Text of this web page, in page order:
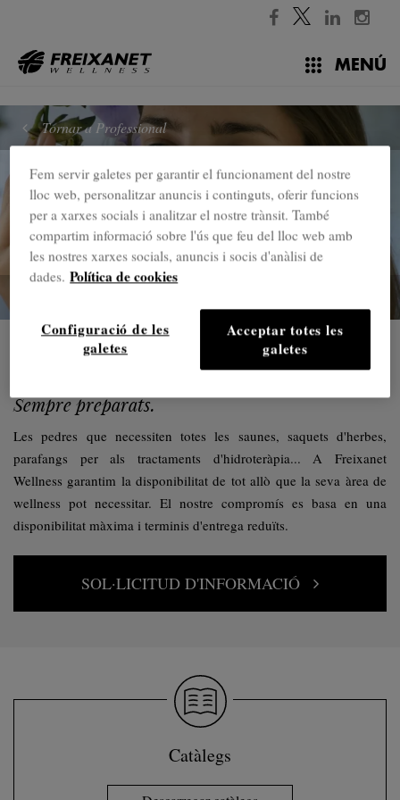
MENÚ
Tornar a Professional
Professional
Sempre preparats.
Les pedres que necessiten totes les saunes, saquets d'herbes,
parafangs per als tractaments d'hidroteràpia... A Freixanet
Wellness garantim la disponibilitat de tot allò que la seva àrea de
wellness pot necessitar. El nostre compromís es basa en una
disponibilitat màxima i terminis d'entrega reduïts.
SOL·LICITUD D'INFORMACIÓ
Catàlegs
Fem servir galetes per garantir el funcionament del nostre
lloc web, personalitzar anuncis i continguts, oferir funcions
per a xarxes socials i analitzar el nostre trànsit. També
compartim informació sobre l'ús que feu del lloc web amb
les nostres xarxes socials, anuncis i socis d'anàlisi de
dades. Política de cookies
Acceptar totes les
galetes
Configuració de les
galetes